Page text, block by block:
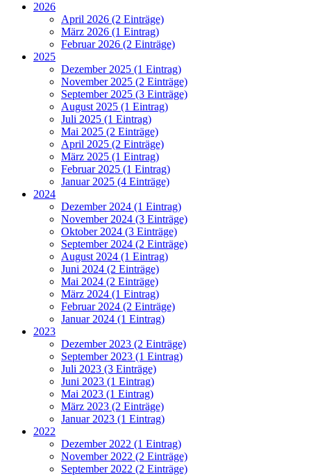
2026
April 2026 (2 Einträge)
März 2026 (1 Eintrag)
Februar 2026 (2 Einträge)
2025
Dezember 2025 (1 Eintrag)
November 2025 (2 Einträge)
September 2025 (3 Einträge)
August 2025 (1 Eintrag)
Juli 2025 (1 Eintrag)
Mai 2025 (2 Einträge)
April 2025 (2 Einträge)
März 2025 (1 Eintrag)
Februar 2025 (1 Eintrag)
Januar 2025 (4 Einträge)
2024
Dezember 2024 (1 Eintrag)
November 2024 (3 Einträge)
Oktober 2024 (3 Einträge)
September 2024 (2 Einträge)
August 2024 (1 Eintrag)
Juni 2024 (2 Einträge)
Mai 2024 (2 Einträge)
März 2024 (1 Eintrag)
Februar 2024 (2 Einträge)
Januar 2024 (1 Eintrag)
2023
Dezember 2023 (2 Einträge)
September 2023 (1 Eintrag)
Juli 2023 (3 Einträge)
Juni 2023 (1 Eintrag)
Mai 2023 (1 Eintrag)
März 2023 (2 Einträge)
Januar 2023 (1 Eintrag)
2022
Dezember 2022 (1 Eintrag)
November 2022 (2 Einträge)
September 2022 (2 Einträge)